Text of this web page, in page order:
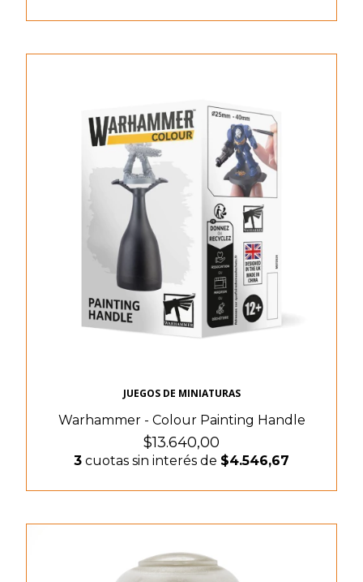
JUEGOS DE MINIATURAS
Warhammer - Colour Painting Handle
$13.640,00
3 cuotas sin interés de $4.546,67